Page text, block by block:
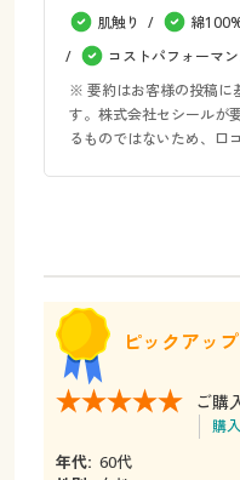
肌触り 綿
コストパフォーマ
※ 要約はお客様の投稿に
す。株式会社セシールが
るものではないため、口
ピックアッ
ご購
購
年代: 60代